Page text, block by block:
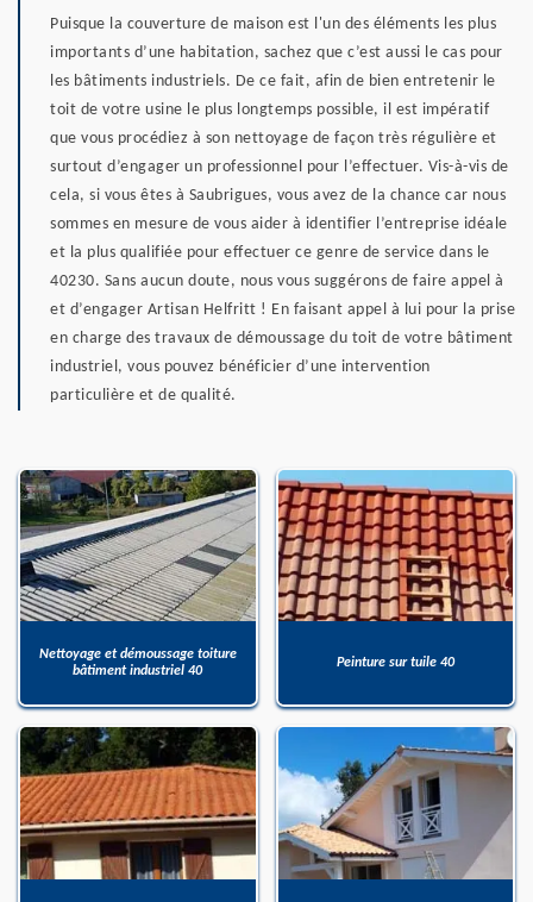
Puisque la couverture de maison est l'un des éléments les plus
importants d’une habitation, sachez que c’est aussi le cas pour
les bâtiments industriels. De ce fait, afin de bien entretenir le
toit de votre usine le plus longtemps possible, il est impératif
que vous procédiez à son nettoyage de façon très régulière et
surtout d’engager un professionnel pour l’effectuer. Vis-à-vis de
cela, si vous êtes à Saubrigues, vous avez de la chance car nous
sommes en mesure de vous aider à identifier l’entreprise idéale
et la plus qualifiée pour effectuer ce genre de service dans le
40230. Sans aucun doute, nous vous suggérons de faire appel à
et d’engager Artisan Helfritt ! En faisant appel à lui pour la prise
en charge des travaux de démoussage du toit de votre bâtiment
industriel, vous pouvez bénéficier d’une intervention
particulière et de qualité.
Nettoyage et démoussage toiture
bâtiment industriel 40
Peinture sur tuile 40